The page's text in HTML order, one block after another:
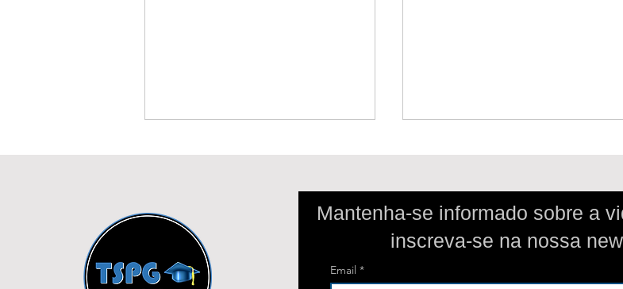
Qual a diferença entre TCC e
Mantenha-se informado sobre a
inscreva-se na nossa
Email